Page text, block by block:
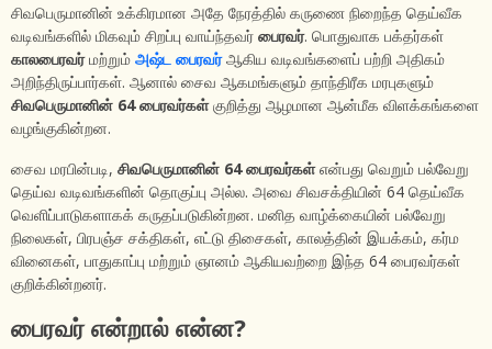
சிவபெருமானின் உக்கிரமான அதே நேரத்தில் கருணை நிறைந்த தெய்வீக
வடிவங்களில் மிகவும் சிறப்பு வாய்ந்தவர் பைரவர். பொதுவாக பக்தர்கள்
காலபைரவர்மற்றும் அஷ்ட பைரவர்ஆகிய வடிவங்களைப் பற்றி அதிகம்
அறிந்திருப்பார்கள். ஆனால் சைவ ஆகமங்களும் தாந்திரீக மரபுகளும்
சிவபெருமானின் 64 பைரவர்கள்குறித்து ஆழமான ஆன்மீக விளக்கங்களை
வழங்குகின்றன.
சைவ மரபின்படி, சிவபெருமானின் 64 பைரவர்கள்என்பது வெறும் பல்வேறு
தெய்வ வடிவங்களின் தொகுப்பு அல்ல. அவை சிவசக்தியின் 64 தெய்வீக
வெளிப்பாடுகளாகக் கருதப்படுகின்றன. மனித வாழ்க்கையின் பல்வேறு
நிலைகள், பிரபஞ்ச சக்திகள், எட்டு திசைகள், காலத்தின் இயக்கம், கர்ம
வினைகள், பாதுகாப்பு மற்றும் ஞானம் ஆகியவற்றை இந்த 64 பைரவர்கள்
குறிக்கின்றனர்.
பைரவர் என்றால் என்ன?